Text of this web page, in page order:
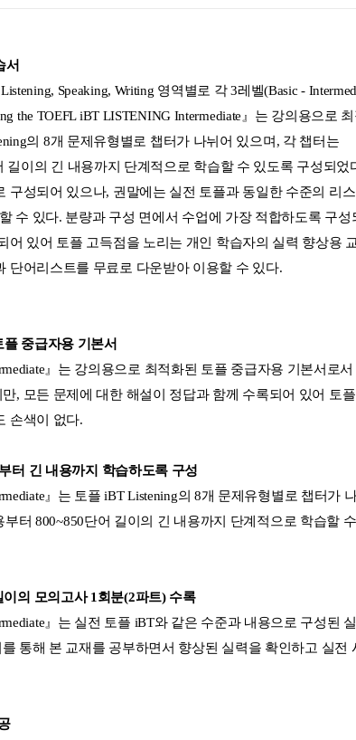
서
Speaking, Writing 영역별로 각 3레벨(Basic -
the TOEFL iBT LISTENING Intermediate』는 강의용으로
의 8개 문제유형별로 챕터가 나뉘어 있으며, 각 챕터는
길이의 긴 내용까지 단계적으로 학습할 수 있도록 구성되었
구성되어 있으나, 권말에는 실전 토플과 동일한 수준의 리
수 있다. 분량과 구성 면에서 수업에 가장 적합하도록 구성
어 있어 토플 고득점을 노리는 개인 학습자의 실력 향상용
단어리스트를 무료로 다운받아 이용할 수 있다.
중급자용 기본서
』는 강의용으로 최적화된 토플 중급자용 기본서로
, 모든 문제에 대한 해설이 정답과 함께 수록되어 있어 토
손색이 없다.
터 긴 내용까지 학습하도록 구성
』는 토플 iBT Listening의 8개 문제유형별로 챕터가
터 800~850단어 길이의 긴 내용까지 단계적으로 학습할
의 모의고사 1회분(2파트) 수록
』는 실전 토플 iBT와 같은 수준과 내용으로 구성된
통해 본 교재를 공부하면서 향상된 실력을 확인하고 실전